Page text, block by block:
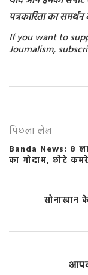
पत्रकारिता का
If you want to
Journalism,
पिछला लेख
Banda News: 8
का गोदाम, छोटे
सोनाखान